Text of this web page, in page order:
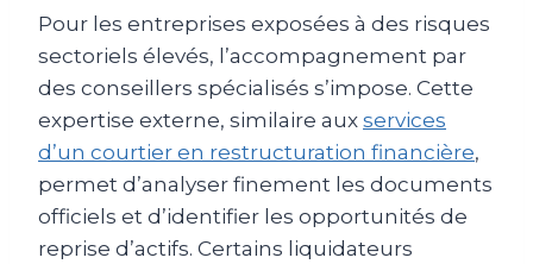
Pour les entreprises exposées à des risques
sectoriels élevés, l’accompagnement par
des conseillers spécialisés s’impose. Cette
expertise externe, similaire aux services
d’un courtier en restructuration financière,
permet d’analyser finement les documents
officiels et d’identifier les opportunités de
reprise d’actifs. Certains liquidateurs